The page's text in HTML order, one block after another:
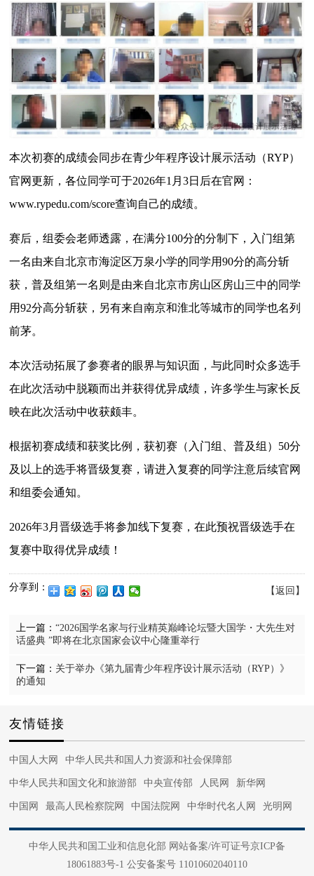
本次初赛的成绩会同步在青少年程序设计展示活动（RYP）
官网更新，各位同学可于2026年1月3日后在官网：
www.rypedu.com/score查询自己的成绩。
赛后 ，组委会老师透露，在满分100分的分制下，入门组第
一名由来自北京市海淀区万泉小学的同学用90分的高分斩
获，普及组第一名则是由来自北京市房山区房山三中的同学
用92分高分斩获 ，另有来自南京和淮北等城市的同学也名列
前茅。
本次活动拓展了参赛者的眼界与知识面，与此同时众多选手
在此次活动中脱颖而出并获得优异成绩，许多学生与家长反
映在此次活动中收获颇丰。
根据初赛成绩和获奖比例，获初赛（入门组、普及组）50分
及以上的选手将晋级复赛，请进入复赛的同学注意后续官网
和组委会通知。
2026年3月晋级选手将参加线下复赛，在此预祝晋级选手在
复赛中取得优异成绩！
分享到： 【返回】
上一篇：“2026国学名家与行业精英巅峰论坛暨大国学・大先生对
话盛典 ”即将在北京国家会议中心隆重举行
下一篇： 关于举办《第九届青少年程序设计展示活动（RYP）》
的通知
友情链接
中国人大网 中华人民共和国人力资源和社会保障部
中华人民共和国文化和旅游部 中央宣传部 人民网 新华网
中国网 最高人民检察院网 中国法院网 中华时代名人网 光明网
中国军网 中国日报网 法治网 正义网 光明网 国际在线
中国日报网 央视网 中国文信网 国家广电总局 中国青年网
中华人民共和国工业和信息化部 网站备案/许可证号京ICP备
18061883号-1 公安备案号 11010602040110